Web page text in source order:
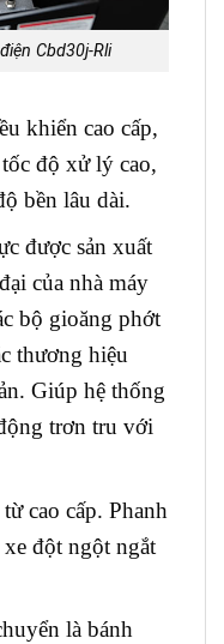
Cbd30j-Rli
khiển cao cấp,
độ xử lý cao,
bền lâu dài.
được sản xuất
của nhà máy
bộ gioăng phớt
thương hiệu
Giúp hệ thống
trơn tru với
cao cấp. Phanh
đột ngột ngắt
là bánh